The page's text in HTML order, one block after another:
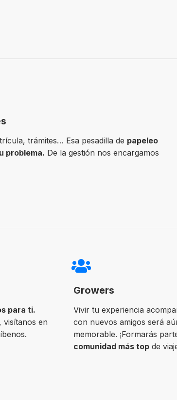
trámites… Esa pesadilla de papeleo
problema. De la gestión nos encargamos
para ti.
visítanos en
Growers
Vivir tu experiencia
con nuevos amigos será
memorable. ¡Formarás
comunidad más top de